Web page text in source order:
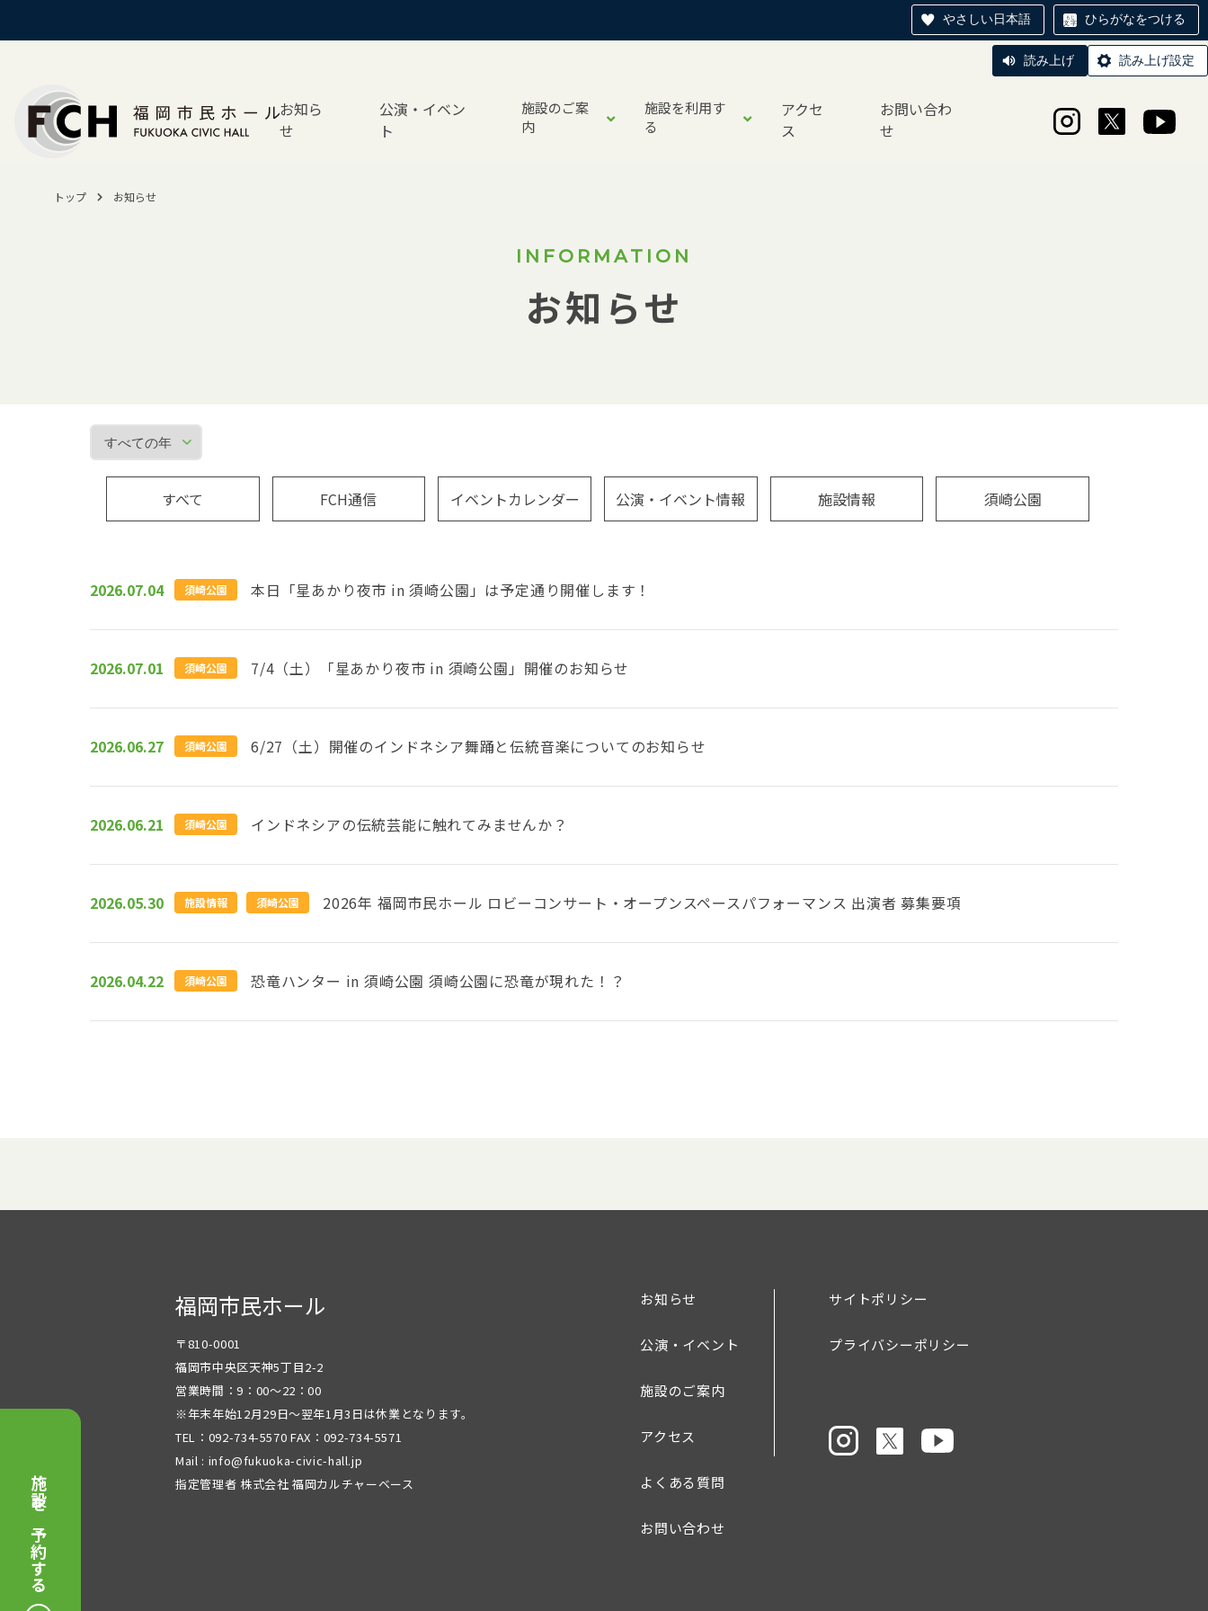
やさしい日本語 ひらがなをつける
読み上げ 読み上げ設定
お知ら
せ
公演・イベン
ト
施設のご案
内
施設を利用す
る
アクセ
ス
お問い合わ
せ
トップ お知らせ
INFORMATION
お知らせ
すべて FCH通信 イベントカレンダー 公演・イベント情報 施設情報 須崎公園
2026.07.04 須崎公園 本日「星あかり夜市 in 須崎公園」は予定通り開催します！
2026.07.01 須崎公園 7/4（土）「星あかり夜市 in 須崎公園」開催のお知らせ
2026.06.27 須崎公園 6/27（土）開催のインドネシア舞踊と伝統音楽についてのお知らせ
2026.06.21 須崎公園 インドネシアの伝統芸能に触れてみませんか？
2026.05.30 施設情報 須崎公園 2026年 福岡市民ホール ロビーコンサート・オープンスペースパフォーマンス 出演者 募集要項
2026.04.22 須崎公園 恐竜ハンター in 須崎公園 須崎公園に恐竜が現れた！？
福岡市民ホール
〒810-0001
福岡市中央区天神5丁目2-2
営業時間：9：00～22：00
※年末年始12月29日～翌年1月3日は休業となります。
TEL：092-734-5570 FAX：092-734-5571
Mail : info@fukuoka-civic-hall.jp
指定管理者 株式会社 福岡カルチャーベース
お知らせ
公演・イベント
施設のご案内
アクセス
よくある質問
お問い合わせ
サイトポリシー
プライバシーポリシー
施設を予約する